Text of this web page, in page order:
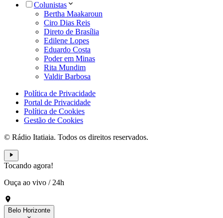
Colunistas
Bertha Maakaroun
Ciro Dias Reis
Direto de Brasília
Edilene Lopes
Eduardo Costa
Poder em Minas
Rita Mundim
Valdir Barbosa
Política de Privacidade
Portal de Privacidade
Política de Cookies
Gestão de Cookies
© Rádio Itatiaia. Todos os direitos reservados.
Tocando agora!
Ouça ao vivo / 24h
Belo Horizonte